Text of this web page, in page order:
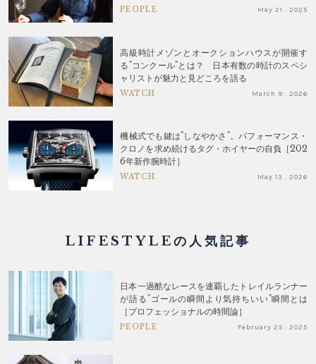
PEOPLE May 21 . 2025
高級時計メゾンとオークションハウスが開催す
る"コンクール"とは？ 日本有数の時計のスペシ
ャリストが魅力と見どころを語る
WATCH March 9 . 2026
機械式でも鍵は"しなやかさ"。パフォーマンス・
クロノを求め続けるタグ・ホイヤーの自負［202
6年新作腕時計］
WATCH May 13 . 2026
LIFESTYLEの人気記事
日本一過酷なレースを連覇したトレイルランナー
が語る"ゴールの瞬間より気持ちいい"瞬間とは
［プロフェッショナルの時間論］
PEOPLE February 25 . 2025